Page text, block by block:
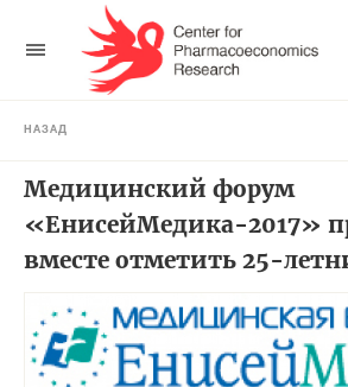
НАЗАД
Медицинский форум
«ЕнисейМедика-2017»
вместе отметить 25-